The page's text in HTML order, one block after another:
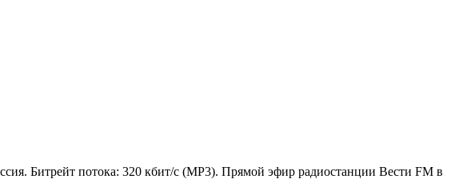
Битрейт потока: 320 кбит/с (MP3). Прямой эфир радиостанции Вести FM в